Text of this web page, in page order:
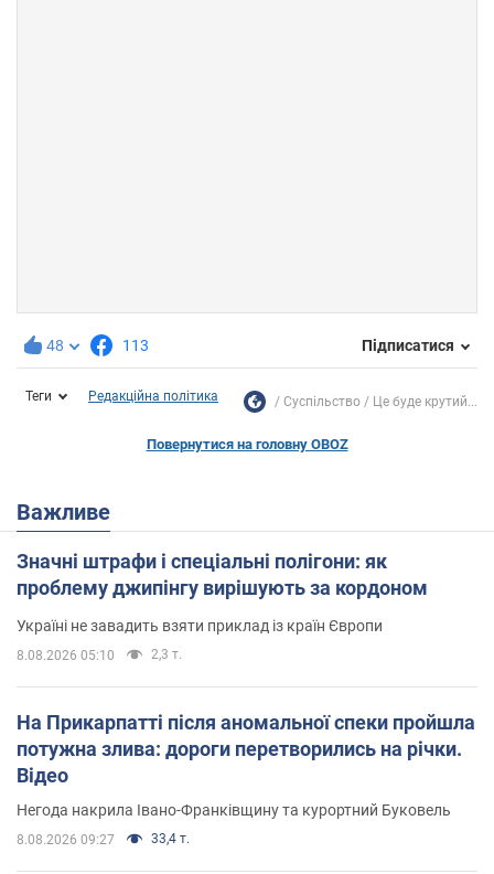
48 113 Підписатися
Теги Редакційна політика Суспільство Це буде крутий...
Повернутися на головну OBOZ
Важливе
Значні штрафи і спеціальні полігони: як
проблему джипінгу вирішують за кордоном
Україні не завадить взяти приклад із країн Європи
8.08.2026 05:10 2,3 т.
На Прикарпатті після аномальної спеки пройшла
потужна злива: дороги перетворились на річки.
Відео
Негода накрила Івано-Франківщину та курортний Буковель
8.08.2026 09:27 33,4 т.